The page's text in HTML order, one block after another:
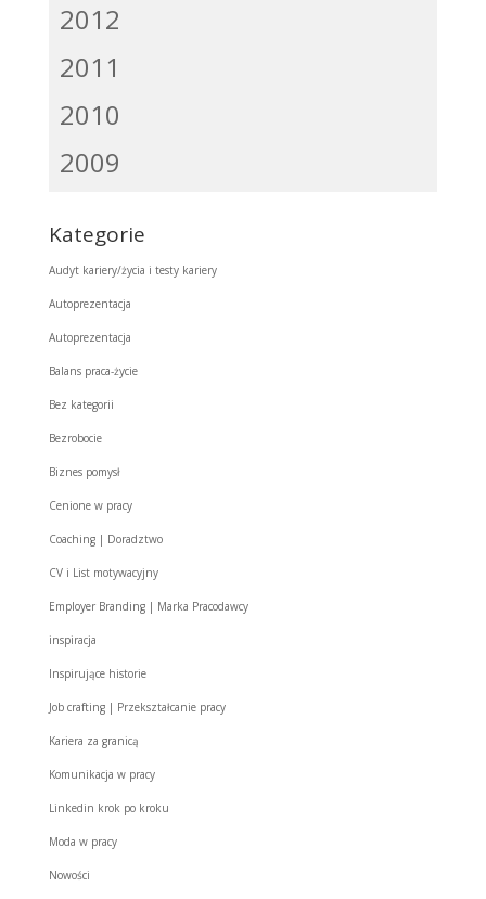
2012
2011
2010
2009
Kategorie
Audyt kariery/życia i testy kariery
Autoprezentacja
Autoprezentacja
Balans praca-życie
Bez kategorii
Bezrobocie
Biznes pomysł
Cenione w pracy
Coaching | Doradztwo
CV i List motywacyjny
Employer Branding | Marka Pracodawcy
inspiracja
Inspirujące historie
Job crafting | Przekształcanie pracy
Kariera za granicą
Komunikacja w pracy
Linkedin krok po kroku
Moda w pracy
Nowości